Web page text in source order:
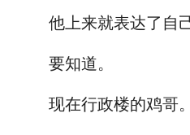
他上来就表达了自
要知道。
现在行政楼的鸡哥。